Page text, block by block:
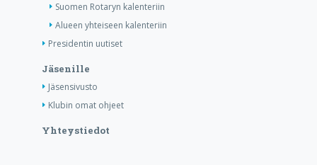
Suomen Rotaryn kalenteriin
Alueen yhteiseen kalenteriin
Presidentin uutiset
Jäsenille
Jäsensivusto
Klubin omat ohjeet
Yhteystiedot